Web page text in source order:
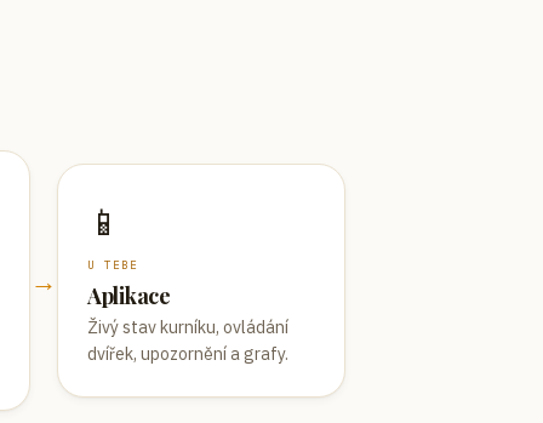
→
📱
U TEBE
Aplikace
Živý stav kurníku, ovládání
dvířek, upozornění a grafy.